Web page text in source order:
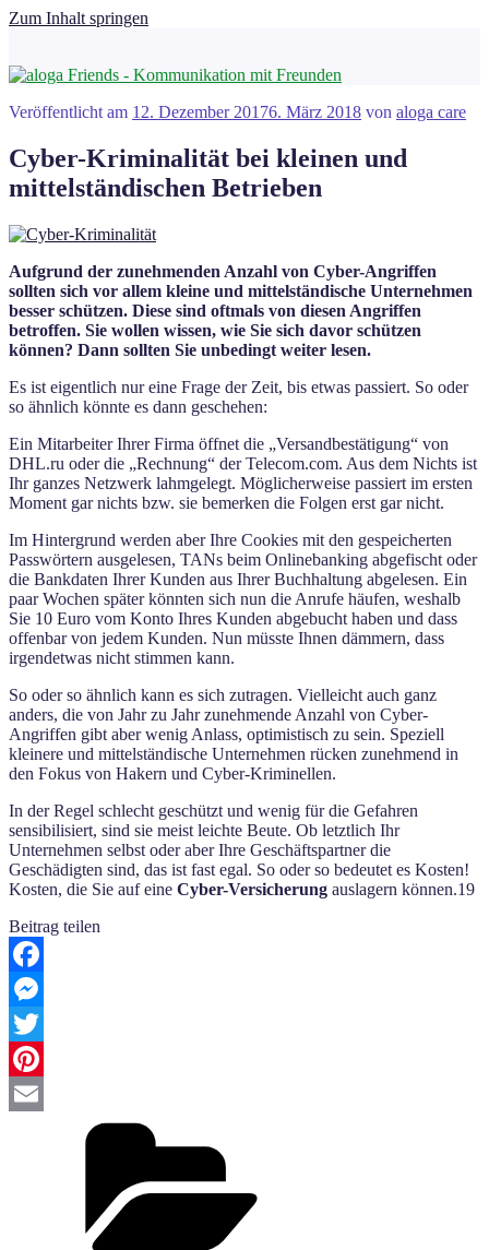
Zum Inhalt springen
Veröffentlicht am 12. Dezember 20176. März 2018 von aloga care
Cyber-Kriminalität bei kleinen und
mittelständischen Betrieben
Aufgrund der zunehmenden Anzahl von Cyber-Angriffen
sollten sich vor allem kleine und mittelständische Unternehmen
besser schützen. Diese sind oftmals von diesen Angriffen
betroffen. Sie wollen wissen, wie Sie sich davor schützen
können? Dann sollten Sie unbedingt weiter lesen.
Es ist eigentlich nur eine Frage der Zeit, bis etwas passiert. So oder
so ähnlich könnte es dann geschehen:
Ein Mitarbeiter Ihrer Firma öffnet die „Versandbestätigung“ von
DHL.ru oder die „Rechnung“ der Telecom.com. Aus dem Nichts ist
Ihr ganzes Netzwerk lahmgelegt. Möglicherweise passiert im ersten
Moment gar nichts bzw. sie bemerken die Folgen erst gar nicht.
Im Hintergrund werden aber Ihre Cookies mit den gespeicherten
Passwörtern ausgelesen, TANs beim Onlinebanking abgefischt oder
die Bankdaten Ihrer Kunden aus Ihrer Buchhaltung abgelesen. Ein
paar Wochen später könnten sich nun die Anrufe häufen, weshalb
Sie 10 Euro vom Konto Ihres Kunden abgebucht haben und dass
offenbar von jedem Kunden. Nun müsste Ihnen dämmern, dass
irgendetwas nicht stimmen kann.
So oder so ähnlich kann es sich zutragen. Vielleicht auch ganz
anders, die von Jahr zu Jahr zunehmende Anzahl von Cyber-
Angriffen gibt aber wenig Anlass, optimistisch zu sein. Speziell
kleinere und mittelständische Unternehmen rücken zunehmend in
den Fokus von Hakern und Cyber-Kriminellen.
In der Regel schlecht geschützt und wenig für die Gefahren
sensibilisiert, sind sie meist leichte Beute. Ob letztlich Ihr
Unternehmen selbst oder aber Ihre Geschäftspartner die
Geschädigten sind, das ist fast egal. So oder so bedeutet es Kosten!
Kosten, die Sie auf eine Cyber-Versicherung auslagern können.19
Beitrag teilen
Facebook
Messenger
Twitter
Pinterest